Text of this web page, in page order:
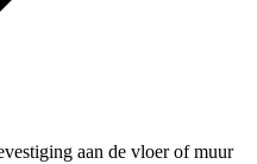
aan de vloer of muur